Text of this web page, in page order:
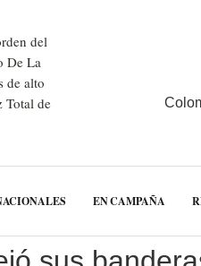
del
De La
de alto
Total de
EN CAMPAÑA